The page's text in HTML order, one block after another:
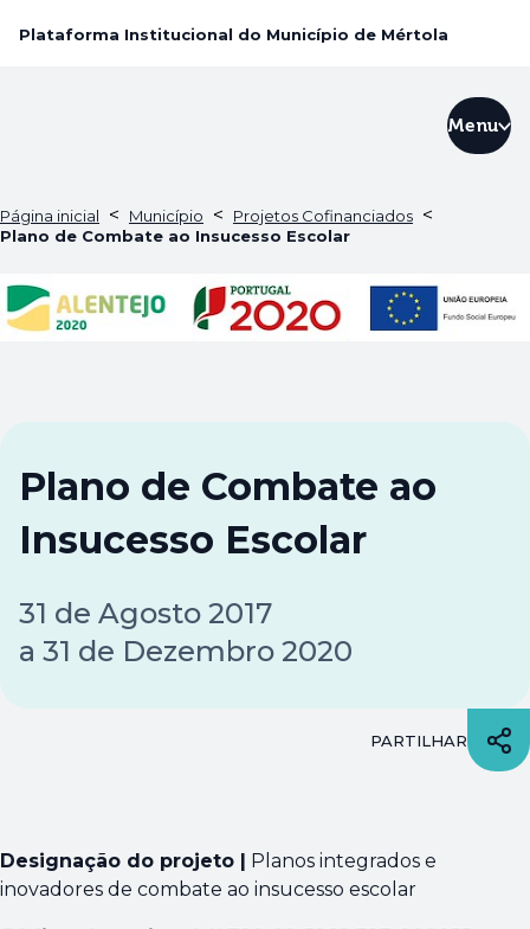
Plataforma Institucional do Município de Mértola
Menu
Página inicial < Município < Projetos Cofinanciados <
Plano de Combate ao Insucesso Escolar
Plano de Combate ao
Insucesso Escolar
31 de Agosto 2017
a 31 de Dezembro 2020
PARTILHAR
Designação do projeto |
Planos integrados e
inovadores de combate ao insucesso escolar